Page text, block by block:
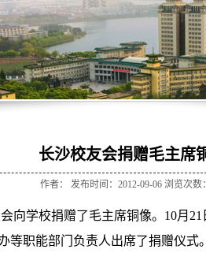
长沙校友会捐赠毛主席
作者： 发布时间：2012-09-06 浏览次数：
向学校捐赠了毛主席铜像。10月
职能部门负责人出席了捐赠仪式。